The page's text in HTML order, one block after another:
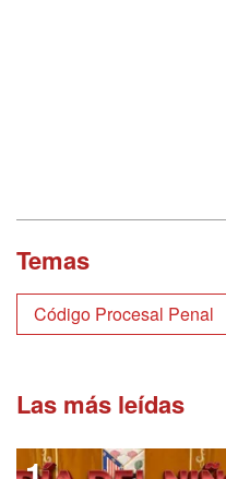
Temas
Código Procesal Penal
Las más leídas